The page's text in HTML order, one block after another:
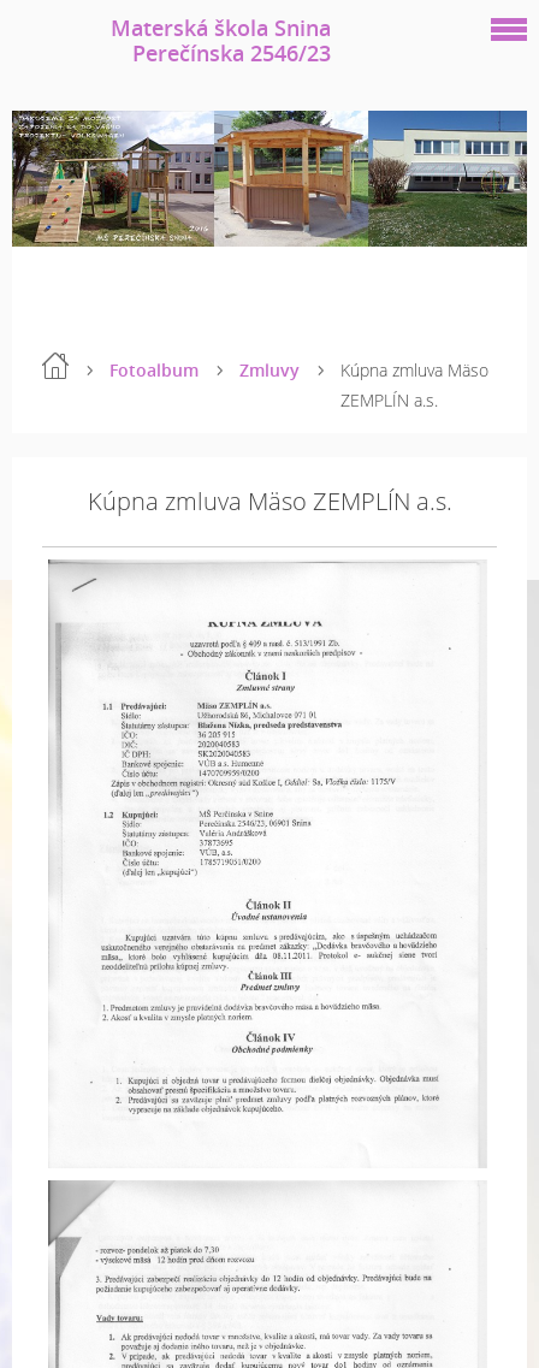
Materská škola Snina
Perečínska 2546/23
Fotoalbum Zmluvy
Kúpna zmluva Mäso
ZEMPLÍN a.s.
Kúpna zmluva Mäso ZEMPLÍN a.s.